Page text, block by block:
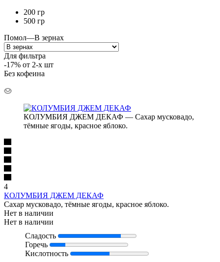
200 гр
500 гр
Помол—В зернах
Для фильтра
-17% от 2-х шт
Без кофеина
КОЛУМБИЯ ДЖЕМ ДЕКАФ — Сахар мусковадо,
тёмные ягоды, красное яблоко.
4
КОЛУМБИЯ ДЖЕМ ДЕКАФ
Сахар мусковадо, тёмные ягоды, красное яблоко.
Нет в наличии
Нет в наличии
Сладость
Горечь
Кислотность